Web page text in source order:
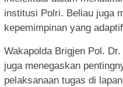
institusi Polri. Beliau juga
kepemimpinan yang
Wakapolda Brigjen Pol.
juga menegaskan
pelaksanaan tugas di